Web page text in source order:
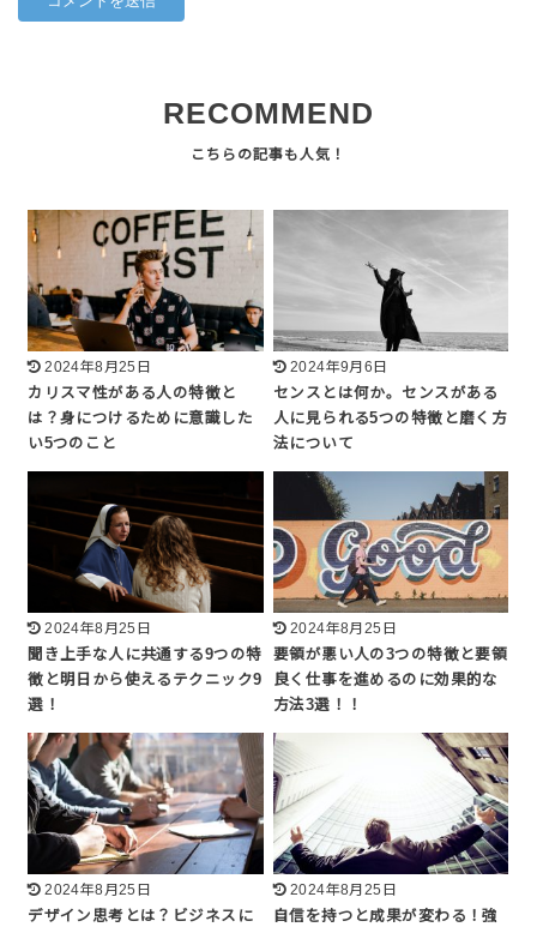
RECOMMEND
2024年8月25日
カリスマ性がある人の特徴と
は？身につけるために意識した
い5つのこと
2024年9月6日
センスとは何か。センスがある
人に見られる5つの特徴と磨く方
法について
2024年8月25日
聞き上手な人に共通する9つの特
徴と明日から使えるテクニック9
選！
2024年8月25日
要領が悪い人の3つの特徴と要領
良く仕事を進めるのに効果的な
方法3選！！
2024年8月25日
デザイン思考とは？ビジネスに
2024年8月25日
自信を持つと成果が変わる！強